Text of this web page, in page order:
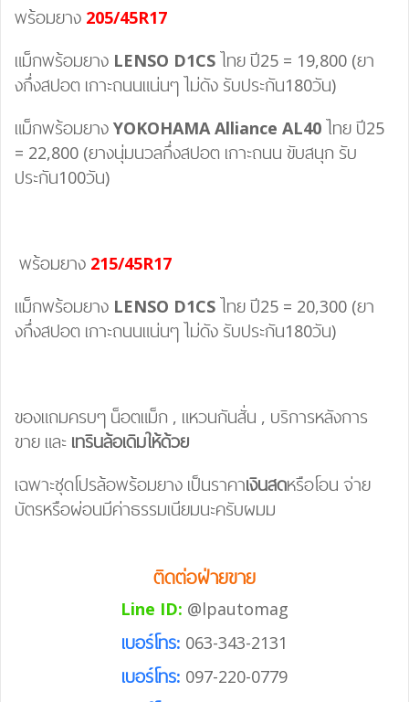
พร้อมยาง 205/45R17
แม็กพร้อมยาง LENSO D1CS ไทย ปี25 = 19,800 (ยา
งกึ่งสปอต เกาะถนนแน่นๆ ไม่ดัง รับประกัน180วัน)
แม็กพร้อมยาง YOKOHAMA Alliance AL40 ไทย ปี25
= 22,800 (ยางนุ่มนวลกึ่งสปอต เกาะถนน ขับสนุก รับ
ประกัน100วัน)
พร้อมยาง 215/45R17
แม็กพร้อมยาง LENSO D1CS ไทย ปี25 = 20,300 (ยา
งกึ่งสปอต เกาะถนนแน่นๆ ไม่ดัง รับประกัน180วัน)
ของแถมครบๆ น็อตแม็ก , แหวนกันสั่น , บริการหลังการ
ขาย และ เทรินล้อเดิมให้ด้วย
เฉพาะชุดโปรล้อพร้อมยาง เป็นราคาเงินสดหรือโอน จ่าย
บัตรหรือผ่อนมีค่าธรรมเนียมนะครับผมม
ติดต่อฝ่ายขาย
Line ID: @lpautomag
เบอร์โทร: 063-343-2131
เบอร์โทร: 097-220-0779